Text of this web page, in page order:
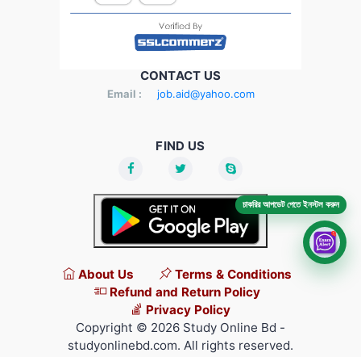
CONTACT US
Email : job.aid@yahoo.com
FIND US
About Us
Terms & Conditions
Refund and Return Policy
Privacy Policy
Copyright © 2026 Study Online Bd -
studyonlinebd.com. All rights reserved.
চাকরির আপডেট পেতে ইনস্টল করুন